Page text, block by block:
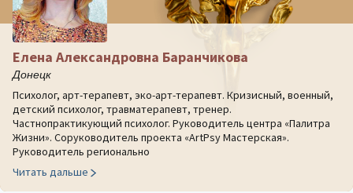
Елена Александровна Баранчикова
Донецк
Психолог, арт-терапевт, эко-арт-терапевт. Кризисный, военный,
детский психолог, травматерапевт, тренер.
Частнопрактикующий психолог. Руководитель центра «Палитра
Жизни». Соруководитель проекта «ArtPsy Мастерская».
Руководитель регионально
Читать дальше